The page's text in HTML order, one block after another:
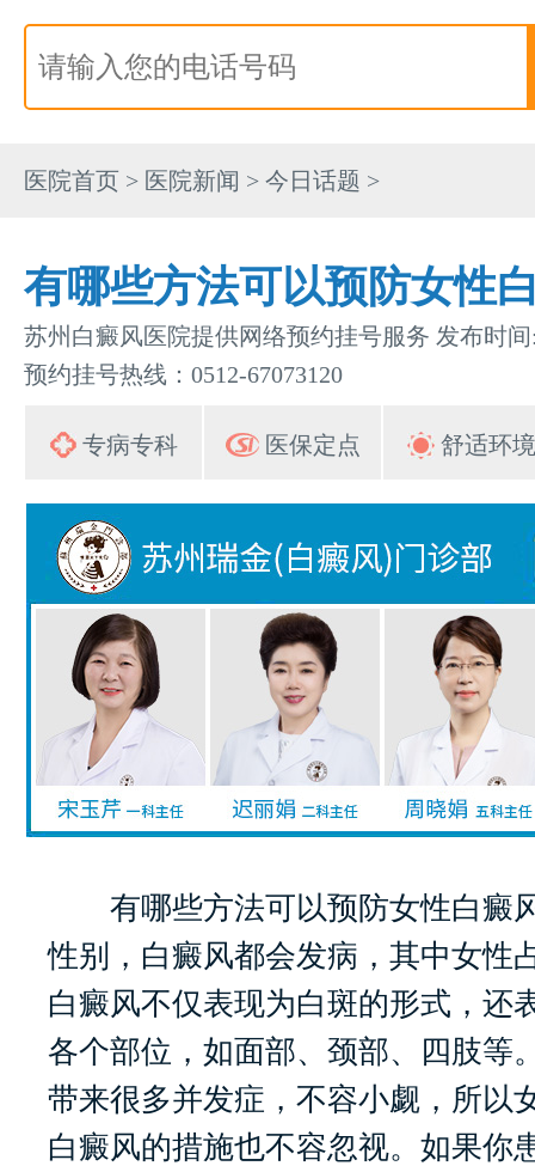
医院首页 > 医院新闻 > 今日话题 >
有哪些方法可以预防女性
苏州白癜风医院提供网络预约挂号服务 发布时间
预约挂号热线：0512-67073120
专病专科 医保定点 舒适环境
有哪些方法可以预防女性白癜
性别，白癜风都会发病，其中女性
白癜风不仅表现为白斑的形式，还
各个部位，如面部、颈部、四肢等
带来很多并发症，不容小觑，所以
白癜风的措施也不容忽视。如果你